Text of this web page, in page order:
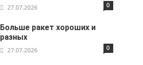
27.07.2026 0
Больше ракет хороших и
разных
27.07.2026 0